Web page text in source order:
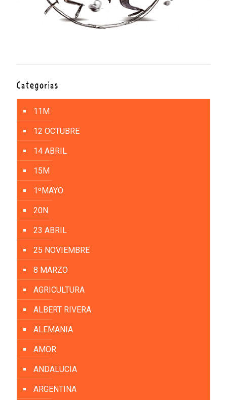
Categorías
11M
12 OCTUBRE
14 ABRIL
15M
1ºMAYO
20N
23 ABRIL
25 NOVIEMBRE
8 MARZO
AGRICULTURA
ALBERT RIVERA
ALEMANIA
AMOR
ANDALUCIA
ARGENTINA